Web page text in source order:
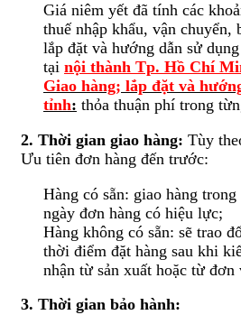
Giá niêm yết đã tính các
thuế nhập khẩu, vận chuyển,
lắp đặt và hướng dẫn sử
tại nội thành Tp. Hồ Chí
Giao hàng; lắp đặt và
tỉnh: thỏa thuận phí trong
2. Thời gian giao hàng: Tùy
Ưu tiên đơn hàng đến trước:
Hàng có sẵn: giao hàng
ngày đơn hàng có hiệu lực;
Hàng không có sẵn: sẽ trao
thời điểm đặt hàng sau khi
nhận từ sản xuất hoặc từ đơn
3. Thời gian bảo hành: